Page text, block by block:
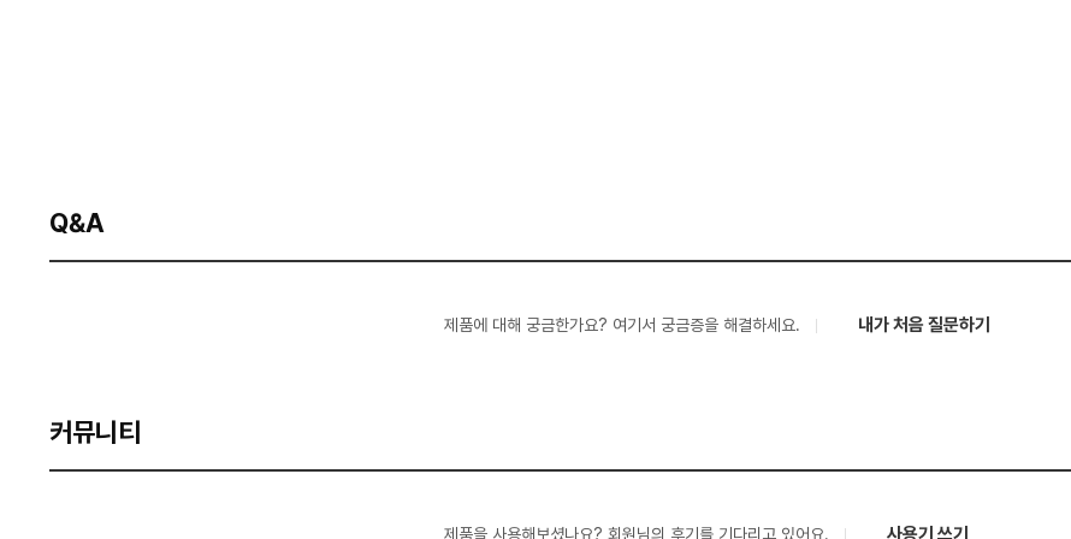
Q&A
제품에 대해 궁금한가요? 여기서 궁금증을 해결하세요. 내가 처음 질문하기
커뮤니티
제품을 사용해보셨나요? 회원님의 후기를 기다리고 있어요. 사용기 쓰기